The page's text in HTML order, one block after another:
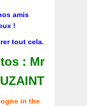
amis
!
tout cela.
: Mr
in the